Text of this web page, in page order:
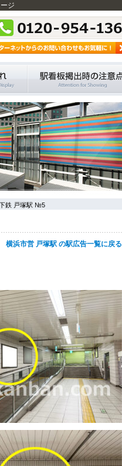
ジ
鉄 戸塚駅 №5
横浜市営 戸塚駅 の駅広告一覧に戻る